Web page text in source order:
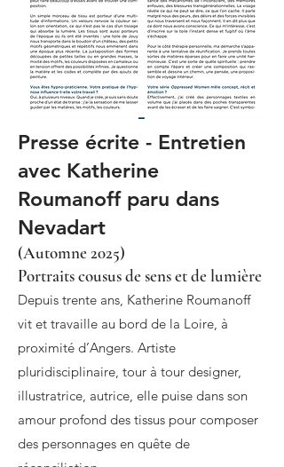
Presse écrite - Entretien
avec Katherine
Roumanoff paru dans
Nevadart
(Automne 2025)
Portraits cousus de sens et de lumière
Depuis trente ans, Katherine Roumanoff
vit et travaille au bord de la Loire, à
proximité d’Angers. Artiste
pluridisciplinaire, tour à tour designer,
illustratrice, autrice, elle puise dans son
amour profond des tissus pour composer
des personnages en quête de